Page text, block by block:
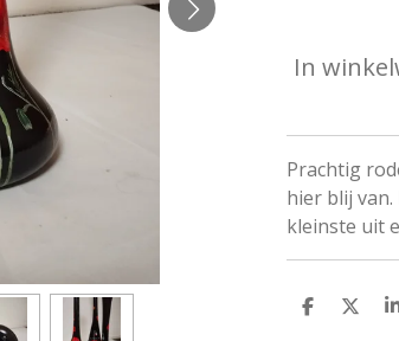
In
Prachtig
hier blij van.
kleinste uit
D
D